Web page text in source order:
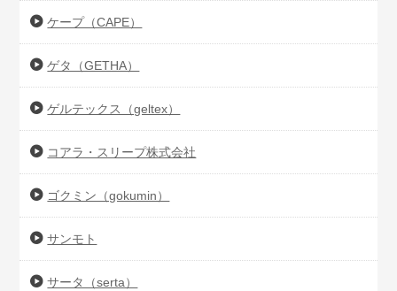
ケープ（CAPE）
ゲタ（GETHA）
ゲルテックス（geltex）
コアラ・スリープ株式会社
ゴクミン（gokumin）
サンモト
サータ（serta）